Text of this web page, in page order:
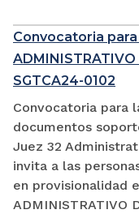
Convocatoria
SGTCA24-0102
Convocatoria para
documentos
Juez 32
invita a las
en provisionalidad
ADMINISTRATIVO